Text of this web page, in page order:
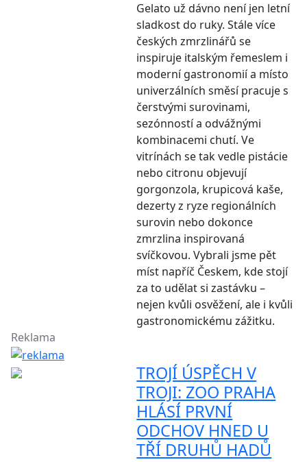
Gelato už dávno není jen letní
sladkost do ruky. Stále více
českých zmrzlinářů se
inspiruje italským řemeslem i
moderní gastronomií a místo
univerzálních směsí pracuje s
čerstvými surovinami,
sezónností a odvážnými
kombinacemi chutí. Ve
vitrínách se tak vedle pistácie
nebo citronu objevují
gorgonzola, krupicová kaše,
dezerty z ryze regionálních
surovin nebo dokonce
zmrzlina inspirovaná
svíčkovou. Vybrali jsme pět
míst napříč Českem, kde stojí
za to udělat si zastávku –
nejen kvůli osvěžení, ale i kvůli
gastronomickému zážitku.
Reklama
TROJÍ ÚSPĚCH V
TROJI: ZOO PRAHA
HLÁSÍ PRVNÍ
ODCHOV HNED U
TŘÍ DRUHŮ HADŮ